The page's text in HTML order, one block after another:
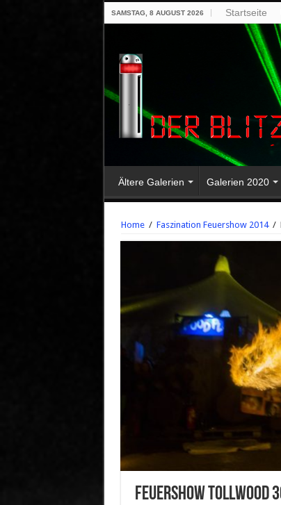
SAMSTAG, 8 AUGUST 2026 Startseite
Ältere Galerien Galerien 2020
Home / Faszination Feuershow 2014 /
Feuershow Tollwood